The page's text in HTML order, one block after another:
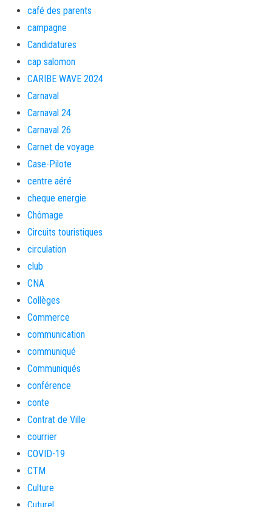
café des parents
campagne
Candidatures
cap salomon
CARIBE WAVE 2024
Carnaval
Carnaval 24
Carnaval 26
Carnet de voyage
Case-Pilote
centre aéré
cheque energie
Chômage
Circuits touristiques
circulation
club
CNA
Collèges
Commerce
communication
communiqué
Communiqués
conférence
conte
Contrat de Ville
courrier
COVID-19
CTM
Culture